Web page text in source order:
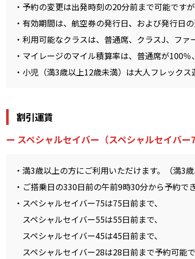
予約の変更は出発時刻の20分前まで可能です
有効期間は、航空券の発行日、および発行日
利用可能なクラスは、普通席、クラスJ、ファ
マイレージのマイル積算率は、普通席が100
小児（満3歳以上12歳未満）は大人フレックス
割引運賃
スペシャルセイバー（スペシャルセイバー
満3歳以上の方にご利用いただけます。（満3
ご搭乗日の330日前の午前9時30分から予約でき
スペシャルセイバー75は75日前まで、
スペシャルセイバー55は55日前まで、
スペシャルセイバー45は45日前まで、
スペシャルセイバー28は28日前まで予約可能で